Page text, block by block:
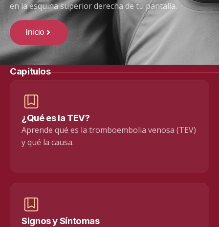
en la esquina superior derecha de tu pantalla.
Inicio
Capítulos
¿Qué es la TEV?
Aprende qué es la tromboembolia venosa (TEV)
y qué la causa.
Signos y Síntomas